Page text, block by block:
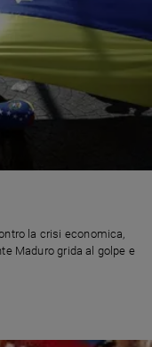
la crisi economica,
Maduro grida al golpe e